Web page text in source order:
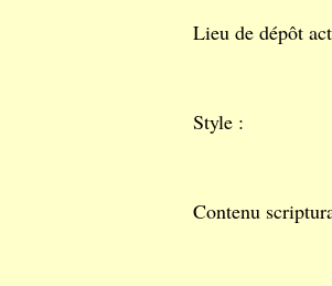
Lieu de dépôt
Style :
Contenu